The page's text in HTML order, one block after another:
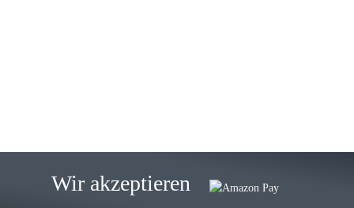
Lieferung, man kann bedenkenlos
Wir akzeptieren